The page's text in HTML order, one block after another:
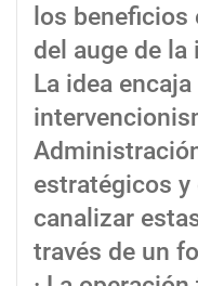
los
del auge de
La idea
estratégicos
canalizar
través de un